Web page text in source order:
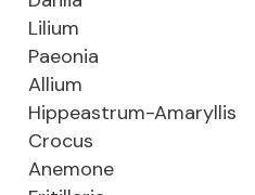
Lilium
Paeonia
Allium
Hippeastrum-Amaryllis
Crocus
Anemone